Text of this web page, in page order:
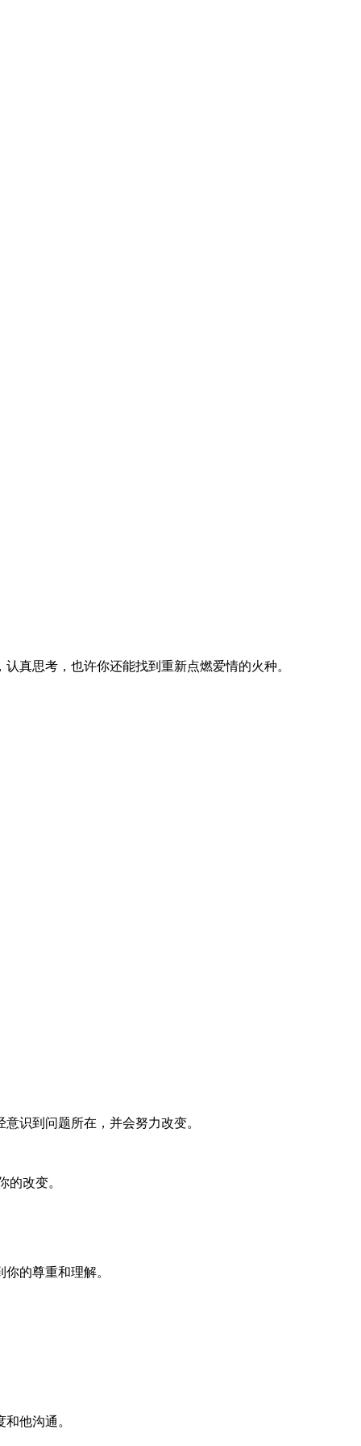
真思考，也许你还能找到重新点燃爱情的火种。
识到问题所在，并会努力改变。
的改变。
的尊重和理解。
他沟通。